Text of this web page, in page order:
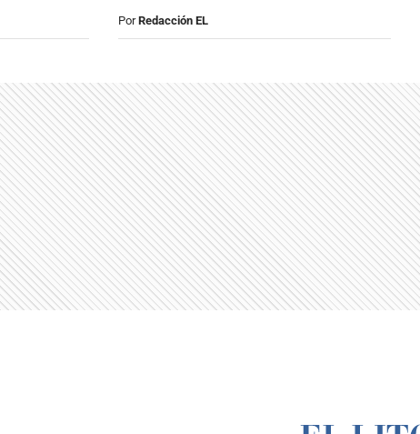
PorRedacción EL